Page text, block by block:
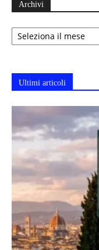
Archivi
Archivi
Ultimi articoli